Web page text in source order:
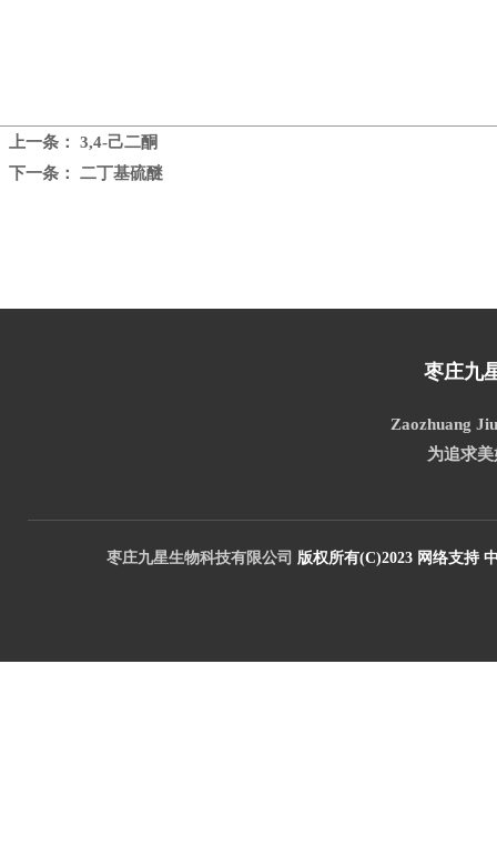
上一条： 3,4-己二酮
下一条：
二丁基硫醚
枣庄九
Zaozhuang
为追求
枣庄九星生物科技有限公司 版权所有(C)2023 网络支持